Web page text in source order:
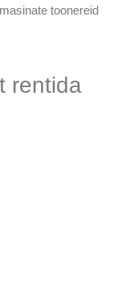
toonereid
rentida